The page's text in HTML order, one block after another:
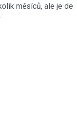
měsíců, ale je de